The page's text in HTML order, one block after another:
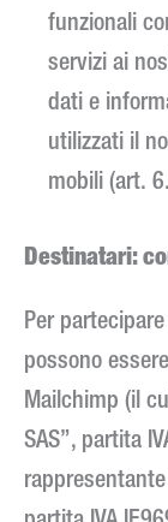
funzionali
servizi ai
dati e
utilizzati il
mobili (art.
Destinatari:
Per
possono
Mailchimp (il
SAS”, partita